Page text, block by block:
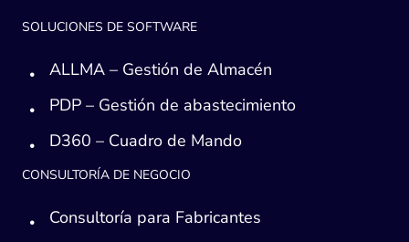
SOLUCIONES DE SOFTWARE
ALLMA – Gestión de Almacén
PDP – Gestión de abastecimiento
D360 – Cuadro de Mando
CONSULTORÍA DE NEGOCIO
Consultoría para Fabricantes